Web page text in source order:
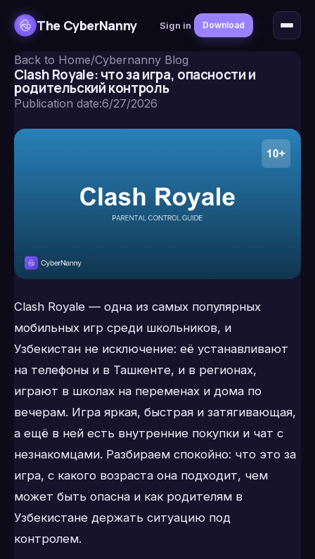
The CyberNanny Sign in Download
Back to Home/Cybernanny Blog
Clash Royale: что за игра, опасности и
родительский контроль
Publication date:6/27/2026
Clash Royale — одна из самых популярных
мобильных игр среди школьников, и
Узбекистан не исключение: её устанавливают
на телефоны и в Ташкенте, и в регионах,
играют в школах на переменах и дома по
вечерам. Игра яркая, быстрая и затягивающая,
а ещё в ней есть внутренние покупки и чат с
незнакомцами. Разбираем спокойно: что это за
игра, с какого возраста она подходит, чем
может быть опасна и как родителям в
Узбекистане держать ситуацию под
контролем.